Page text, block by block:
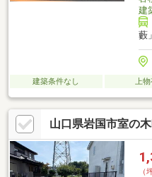
建
藪
建築条件なし 上
山口県岩国市室の
（